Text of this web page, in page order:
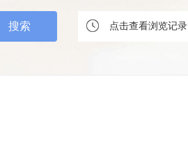
点击查看浏览记录